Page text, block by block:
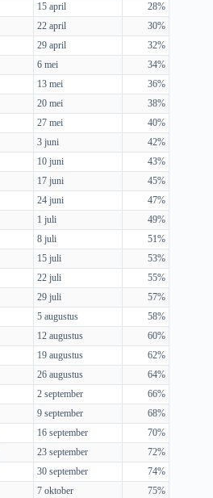
15 april
28%
22 april
30%
29 april
32%
6 mei
34%
13 mei
36%
20 mei
38%
27 mei
40%
3 juni
42%
10 juni
43%
17 juni
45%
24 juni
47%
1 juli
49%
8 juli
51%
15 juli
53%
22 juli
55%
29 juli
57%
5 augustus
58%
12 augustus
60%
19 augustus
62%
26 augustus
64%
2 september
66%
9 september
68%
16 september
70%
23 september
72%
30 september
74%
7 oktober
75%